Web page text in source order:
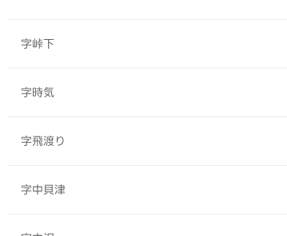
字峠下
字時気
字飛渡り
字中貝津